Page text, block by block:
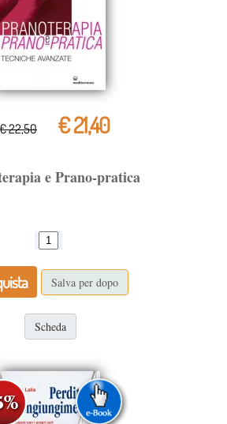
22,50 € 21,40
e Prano-pratica
Salva per dopo
Scheda